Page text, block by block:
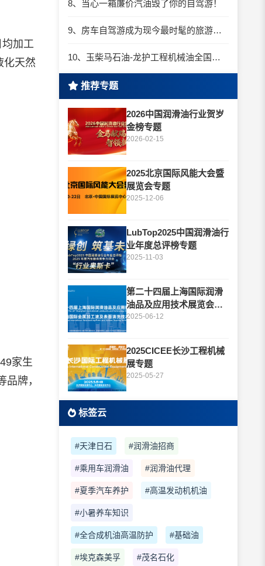
加工
化天然
家生
品牌，
8、当心一箱廉价汽油毁了你的自驾游！
9、房车自驾游成为现今最时髦的旅游方式
10、玉柴马石油-龙护工程机械油全国招商丨卓越的品质，专业的品牌！
推荐专题
2026中国润滑油行业贺岁
金榜专题
2026-02-15
2025北京国际风能大会暨
展览会专题
2025-12-06
LubTop2025中国润滑油行
业年度总评榜专题
2025-11-03
第二十四届上海国际润滑
油品及应用技术展览会专
题
2025-06-12
2025CICEE长沙工程机械
展专题
2025-05-27
标签云
#天津日石 #润滑油招商
#乘用车润滑油 #润滑油代理
#夏季汽车养护 #高温发动机机油
#小暑养车知识
#全合成机油高温防护 #基础油
#埃克森美孚 #茂名石化